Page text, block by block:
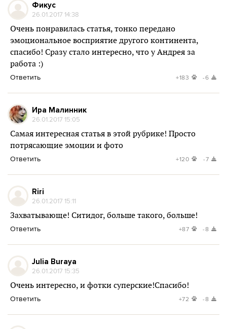
Фикус
26.01.2017 14:38
Очень понравилась статья, тонко передано
эмоциональное восприятие другого континента,
спасибо! Сразу стало интересно, что у Андрея за
работа :)
Ответить +183 -6
Ира Малинник
26.01.2017 15:05
Самая интересная статья в этой рубрике! Просто
потрясающие эмоции и фото
Ответить +120 -7
Riri
26.01.2017 15:11
Захватывающе! Ситидог, больше такого, больше!
Ответить +87 -8
Julia Buraya
26.01.2017 15:35
Очень интересно, и фотки суперские!Спасибо!
Ответить +72 -8